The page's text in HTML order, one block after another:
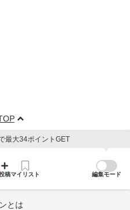
最大34ポイントGET
稿マイリスト 編集モード
とは